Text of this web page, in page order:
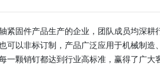
可以非标订制，产品广泛应用于机械制
一颗销钉都达到行业高标准，赢得了广